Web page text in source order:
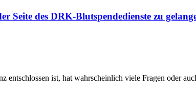
Seite des DRK-Blutspendedienste zu
ist, hat wahrscheinlich viele Fragen oder